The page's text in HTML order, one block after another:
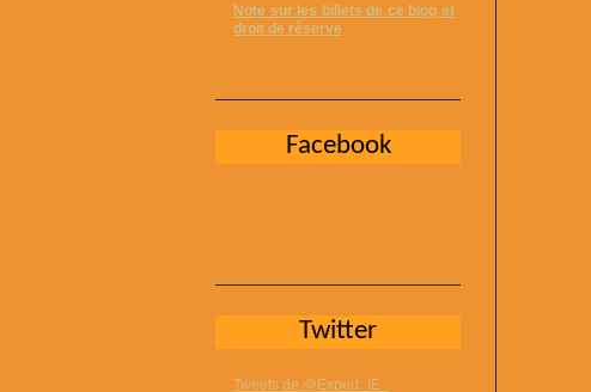
Note sur les billets de ce blog et
droit de réserve
Facebook
Twitter
Tweets de @Expert_IE_